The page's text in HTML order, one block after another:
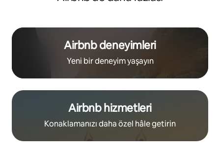
Airbnb deneyimleri
Yeni bir deneyim yaşayın
Airbnb hizmetleri
Konaklamanızı daha özel hâle getirin